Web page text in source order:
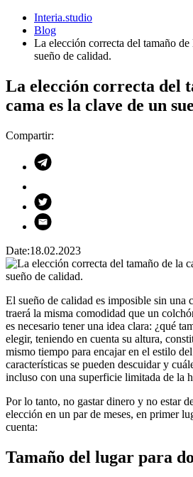
Interia.studio
Blog
La elección correcta del tamaño de
sueño de calidad.
La elección correcta del
cama es la clave de un
Compartir:
Date:18.02.2023
El sueño de calidad es imposible sin una
traerá la misma comodidad que un
es necesario tener una idea clara: ¿qué
elegir, teniendo en cuenta su altura,
mismo tiempo para encajar en el estilo
características se pueden descuidar y
incluso con una superficie limitada de la
Por lo tanto, no gastar dinero y no estar
elección en un par de meses, en primer
cuenta:
Tamaño del lugar para